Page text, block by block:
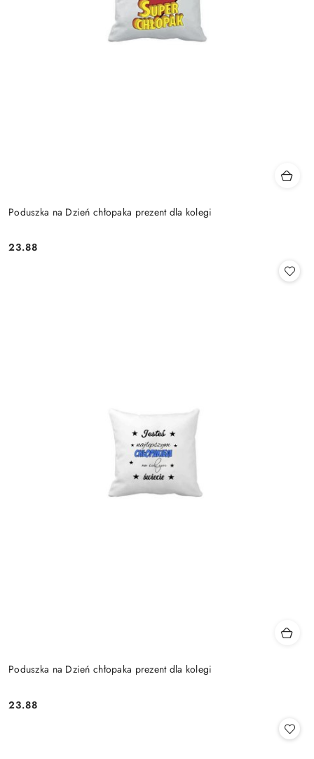
Poduszka na Dzień chłopaka prezent dla kolegi
Cena:
23.88
Poduszka na Dzień chłopaka prezent dla kolegi
Cena:
23.88